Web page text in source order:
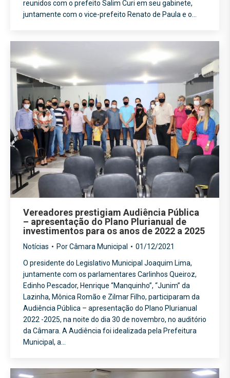
reunidos com o prefeito Salim Curi em seu gabinete,
juntamente com o vice-prefeito Renato de Paula e o…
Vereadores prestigiam Audiência Pública
– apresentação do Plano Plurianual de
investimentos para os anos de 2022 a 2025
Notícias PorCâmara Municipal
01/12/2021
O presidente do Legislativo Municipal Joaquim Lima,
juntamente com os parlamentares Carlinhos Queiroz,
Edinho Pescador, Henrique “Manquinho”, “Junim” da
Lazinha, Mônica Romão e Zilmar Filho, participaram da
Audiência Pública – apresentação do Plano Plurianual
2022 -2025, na noite do dia 30 de novembro, no auditório
da Câmara. A Audiência foi idealizada pela Prefeitura
Municipal, a…